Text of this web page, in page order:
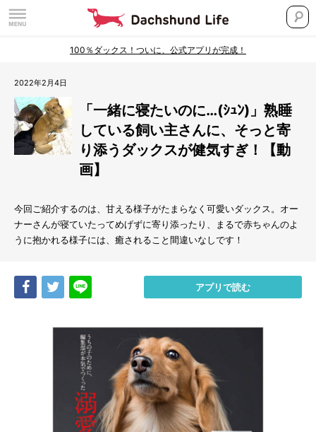
100％ダックス！ついに、公式アプリが完成！
2022年2月4日
「一緒に寝たいのに…(ｼｭﾝ)」熟睡
している飼い主さんに、そっと寄
り添うダックスが健気すぎ！【動
画】
今回ご紹介するのは、甘える様子がたまらなく可愛いダックス。オー
ナーさんが寝ていたってめげずに寄り添ったり、まるで赤ちゃんのよ
うに抱かれる様子には、癒されること間違いなしです！
Share Tweet アプリで読む